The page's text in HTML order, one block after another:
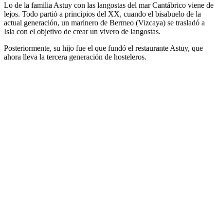
Lo de la familia Astuy con las langostas del mar Cantábrico viene de
lejos. Todo partió a principios del XX, cuando el bisabuelo de la
actual generación, un marinero de Bermeo (Vizcaya) se trasladó a
Isla con el objetivo de crear un vivero de langostas.
Posteriormente, su hijo fue el que fundó el restaurante Astuy, que
ahora lleva la tercera generación de hosteleros.